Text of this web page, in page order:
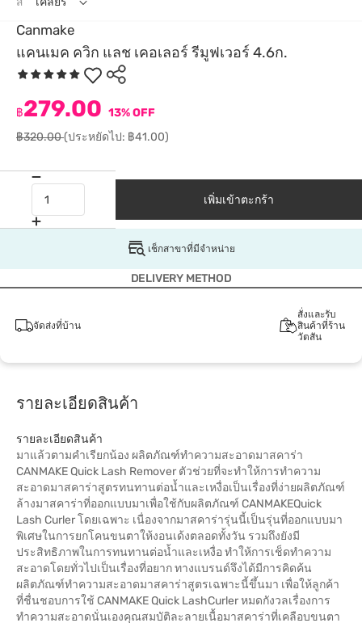
Canmake
แคนเมค ควิก แลช เคอเลอร์ รีมูฟเวอร์ 4.6ก.
฿279.00 13% OFF
฿320.00(ประหยัดไป: ฿41.00)
เพิ่มเข้าตะกร้า
เช็กสาขาที่มีจำหน่าย
DELIVERY METHOD
จัดส่งที่บ้าน
สั่งและรับ
สินค้าที่ร้าน
วัตสัน
รายละเอียดสินค้า
รายละเอียดสินค้า
มาแล้วตามคำเรียกน้อง ผลิตภัณฑ์ทำความสะอาดมาสคาร่า
CANMAKE Quick Lash Remover ตัวช่วยที่จะทำให้การทำความ
สะอาดมาสคาร่าสูตรทนทานต่อน้ำและเหงื่อเป็นเรื่องที่ง่ายผลิตภัณฑ์
ล้างมาสคาร่าที่ออกแบบมาเพื่อใช้กับผลิตภัณฑ์ CANMAKEQuick
Lash Curler โดยเฉพาะ เนื่องจากมาสคาร่ารุ่นนี้เป็นรุ่นที่ออกแบบมา
พิเศษในการยกโคนขนตาให้งอนเด้งตลอดทั้งวัน รวมถึงยังมี
ประสิทธิภาพในการทนทานต่อน้ำและเหงื่อ ทำให้การเช็ดทำความ
สะอาดโดยทั่วไปเป็นเรื่องที่อยาก ทางแบรนด์จึงได้มีการคิดค้น
ผลิตภัณฑ์ทำความสะอาดมาสคาร่าสูตรเฉพาะนี้ขึ้นมา เพื่อให้ลูกค้า
ที่ชื่นชอบการใช้ CANMAKE Quick LashCurler หมดกังวลเรื่องการ
ทำความสะอาดนั่นเองคุณสมบัติละลายเนื้อมาสคาร่าที่เคลือบขนตา